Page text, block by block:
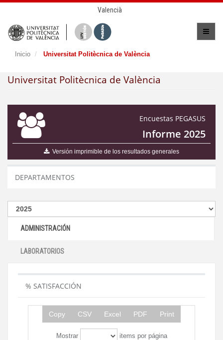
Valencià
Inicio Universitat Politècnica de València
Universitat Politècnica de València
Encuestas PEGASUS
Informe 2025
Versión imprimible de los resultados generales
DEPARTAMENTOS
ADMINISTRACIÓN
LABORATORIOS
% SATISFACCIÓN
Copy CSV Excel PDF Print
Mostrar items por página